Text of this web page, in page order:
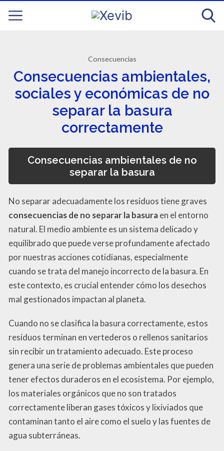
Consecuencias
Consecuencias ambientales,
sociales y económicas de no
separar la basura
correctamente
Consecuencias ambientales de no
separar la basura
No separar adecuadamente los residuos tiene graves
consecuencias de no separar la basuraen el entorno
natural. El medio ambiente es un sistema delicado y
equilibrado que puede verse profundamente afectado
por nuestras acciones cotidianas, especialmente
cuando se trata del manejo incorrecto de la basura. En
este contexto, es crucial entender cómo los desechos
mal gestionados impactan al planeta.
Cuando no se clasifica la basura correctamente, estos
residuos terminan en vertederos o rellenos sanitarios
sin recibir un tratamiento adecuado. Este proceso
genera una serie de problemas ambientales que pueden
tener efectos duraderos en el ecosistema. Por ejemplo,
los materiales orgánicos que no son tratados
correctamente liberan gases tóxicos y lixiviados que
contaminan tanto el aire como el suelo y las fuentes de
agua subterráneas.